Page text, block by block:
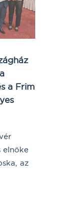
a Frim
elnöke
az